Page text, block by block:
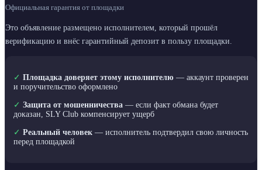
Официальная гарантия от площадки
Это объявление размещено исполнителем, который прошёл
верификацию и внёс гарантийный депозит в пользу площадки.
✓ Площадка доверяет этому исполнителю — аккаунт проверен
и поручительство оформлено
✓ Защита от мошенничества — если факт обмана будет
доказан, SLY Club компенсирует ущерб
✓ Реальный человек — исполнитель подтвердил свою личность
перед площадкой